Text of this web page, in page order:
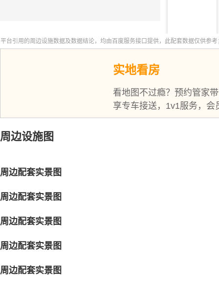
实地看房
看地图不过瘾？预约管家
享专车接送，1v1服务，会
周边设施图
周边配套实景图
周边配套实景图
周边配套实景图
周边配套实景图
周边配套实景图